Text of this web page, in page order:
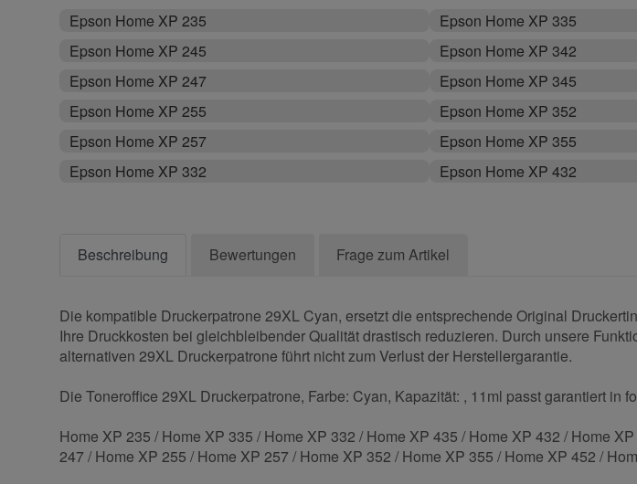
Epson Home XP 235
Epson Home XP 245
Epson Home XP 247
Epson Home XP 255
Epson Home XP 257
Epson Home XP 332
Epson Home XP 335
Epson Home XP 342
Epson Home XP 345
Epson Home XP 352
Epson Home XP 355
Epson Home XP 432
Beschreibung Bewertungen Frage zum Artikel
Die kompatible Druckerpatrone 29XL Cyan, ersetzt die entsprechende Original
Ihre Druckkosten bei gleichbleibender Qualität drastisch reduzieren. Durch unsere
alternativen 29XL Druckerpatrone führt nicht zum Verlust der Herstellergarantie.
Die Toneroffice 29XL Druckerpatrone, Farbe: Cyan, Kapazität: , 11ml passt garantiert in
Home XP 235 / Home XP 335 / Home XP 332 / Home XP 435 / Home XP 432 / Home
247 / Home XP 255 / Home XP 257 / Home XP 352 / Home XP 355 / Home XP 452 /